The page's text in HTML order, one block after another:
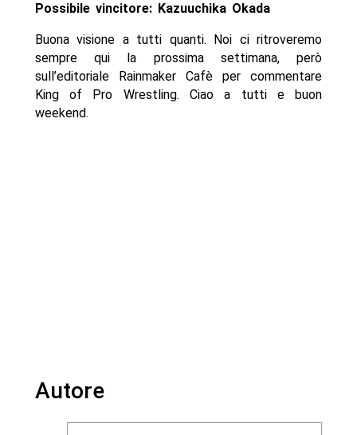
Possibile vincitore: Kazuuchika Okada
Buona visione a tutti quanti. Noi ci ritroveremo
sempre qui la prossima settimana, però
sull’editoriale Rainmaker Cafè per commentare
King of Pro Wrestling. Ciao a tutti e buon
weekend.
Autore